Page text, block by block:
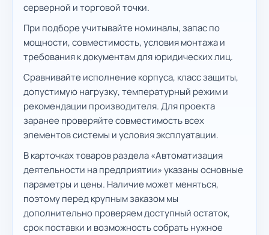
серверной и торговой точки.
При подборе учитывайте номиналы, запас по
мощности, совместимость, условия монтажа и
требования к документам для юридических лиц.
Сравнивайте исполнение корпуса, класс защиты,
допустимую нагрузку, температурный режим и
рекомендации производителя. Для проекта
заранее проверяйте совместимость всех
элементов системы и условия эксплуатации.
В карточках товаров раздела «Автоматизация
деятельности на предприятии» указаны основные
параметры и цены. Наличие может меняться,
поэтому перед крупным заказом мы
дополнительно проверяем доступный остаток,
срок поставки и возможность собрать нужное